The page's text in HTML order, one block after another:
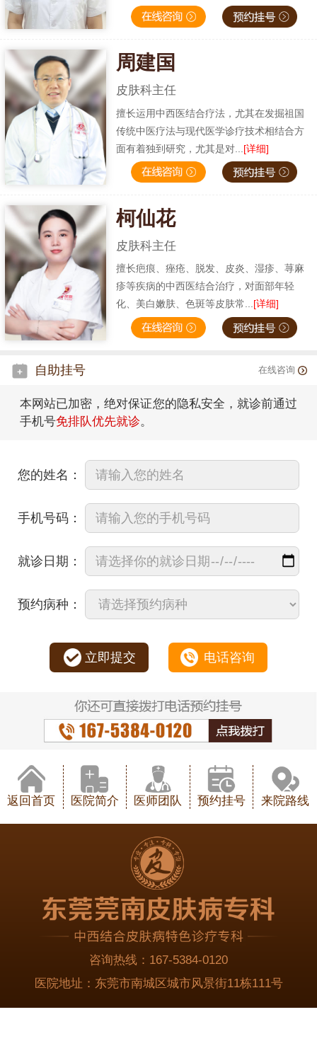
周建国
皮肤科主任
擅长运用中西医结合疗法，尤其在发掘祖国
传统中医疗法与现代医学诊疗技术相结合方
面有着独到研究，尤其是对... [详细]
柯仙花
皮肤科主任
擅长疤痕、痤疮、脱发、皮炎、湿疹、荨麻
疹等疾病的中西医结合治疗，对面部年轻
化、美白嫩肤、色斑等皮肤常...[详细]
自助挂号 在线咨询
本网站已加密，绝对保证您的隐私安全，就诊前通过
手机号免排队优先就诊。
您的姓名：
手机号码：
就诊日期：
预约病种：
立即提交 电话咨询
返回首页 医院简介 医师团队 预约挂号 来院路线
咨询热线： 167-5384-0120
医院地址： 东莞市南城区城市风景街11栋111号